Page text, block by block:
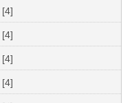
[4]
[4]
[4]
[4]